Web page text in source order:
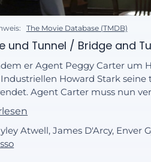
The Movie Database (TMDB)
und Tunnel / Bridge and
er Agent Peggy Carter um
Howard Stark seine
Agent Carter muss nun
bevor SSR-Chef
herausbekommen, dass sie
Außerdem sucht Peggy eine
aber, Angie in Gefahr zu
Atwell, James D'Arcy, Enver